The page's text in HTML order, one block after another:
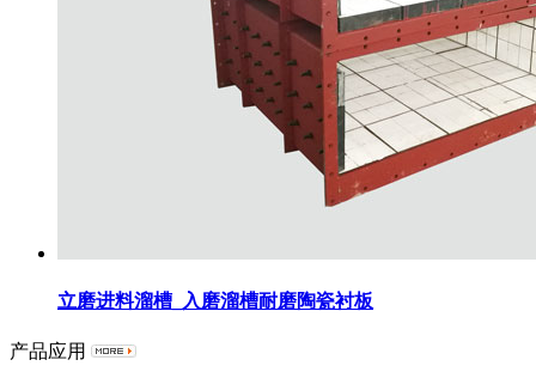
立磨进料溜槽_入磨溜槽耐磨陶瓷衬板
产品应用